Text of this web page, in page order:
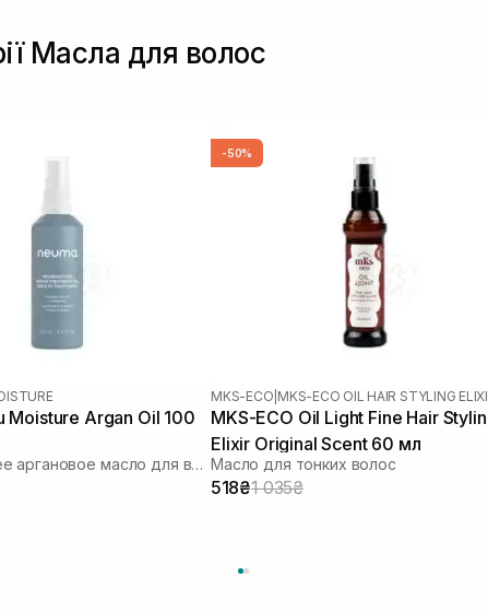
Масла для волос
Moisture Argan Oil 100
Увлажняющее аргановое масло для волос
-50%
MKS-ECO MKS-ECO OIL HAIR STYLING
MKS-ECO Oil Light Fine Hair
Elixir Original Scent 60 мл
Масло для тонких волос
518₴1 035₴